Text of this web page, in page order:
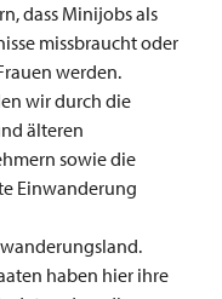
dass Minijobs als
missbraucht oder
werden.
wir durch die
älteren
sowie die
Einwanderung
haben hier ihre